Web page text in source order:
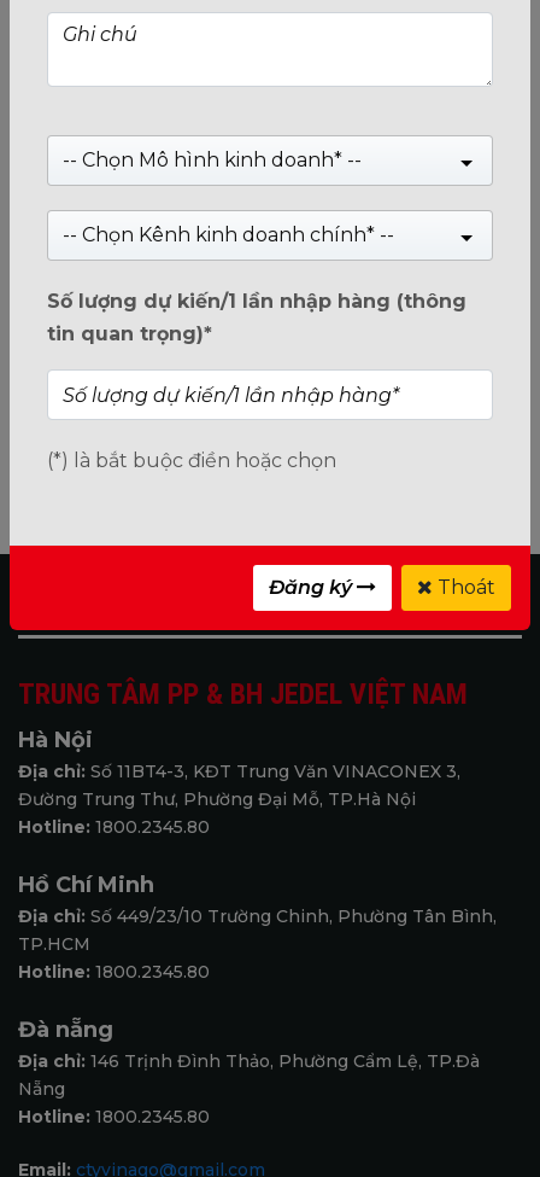
JEDEL S-509 - LOA MÁY TÍNH CÔNG SUẤT CAO
USB+3.5, BẢO HÀNH 24 THÁNG
Giá:279,000₫
329,000₫
TRUNG TÂM PP & BH JEDEL VIỆT NAM
Hà Nội
Địa chỉ: Số 11BT4-3, KĐT Trung Văn VINACONEX 3,
Đường Trung Thư, Phường Đại Mỗ, TP.Hà Nội
Hotline: 1800.2345.80
Hồ Chí Minh
Địa chỉ: Số 449/23/10 Trường Chinh, Phường Tân Bình,
TP.HCM
Hotline: 1800.2345.80
Đà nẵng
Địa chỉ: 146 Trịnh Đình Thảo, Phường Cẩm Lệ, TP.Đà
Nẵng
Hotline: 1800.2345.80
Email: ctyvinago@gmail.com
-- Chọn Mô hình kinh doanh* --
-- Chọn Kênh kinh doanh chính* --
Số lượng dự kiến/1 lần nhập hàng (thông
tin quan trọng)*
(*) là bắt buộc điền hoặc chọn
Đăng ký Thoát